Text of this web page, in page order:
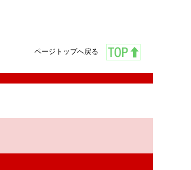
ページトップへ戻る